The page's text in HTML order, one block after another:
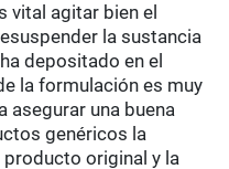
vital agitar bien el
la sustancia
depositado en el
la formulación es muy
asegurar una buena
genéricos la
original y la